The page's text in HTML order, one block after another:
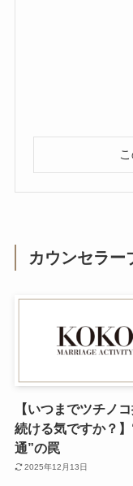
カウンセラー
【いつまでツチノ
続ける気ですか？
通”の罠
2025年12月13日